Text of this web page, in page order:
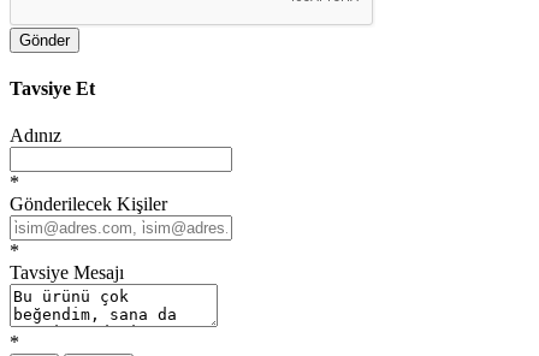
Gönder
Tavsiye Et
Adınız
*
Gönderilecek Kişiler
*
Tavsiye Mesajı
*